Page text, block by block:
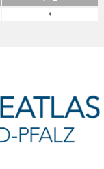
X